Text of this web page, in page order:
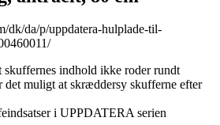
dk/da/p/uppdatera-hulplade-til-
skuffernes indhold ikke roder rundt
det muligt at skræddersy skufferne efter
i UPPDATERA serien